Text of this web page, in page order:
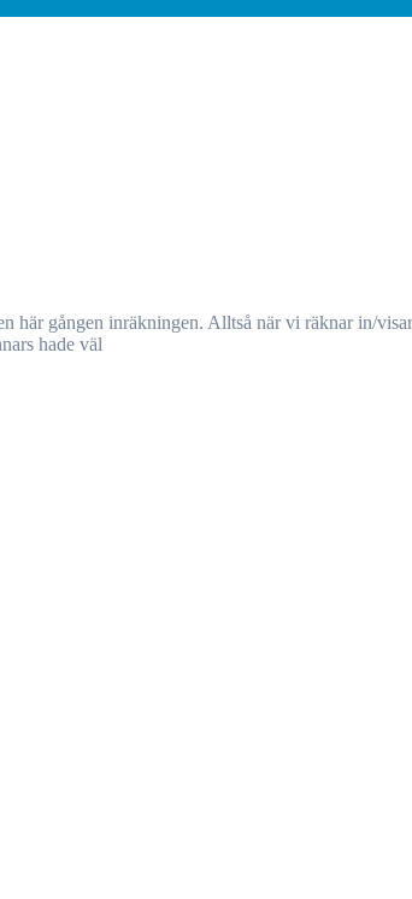
hade väl